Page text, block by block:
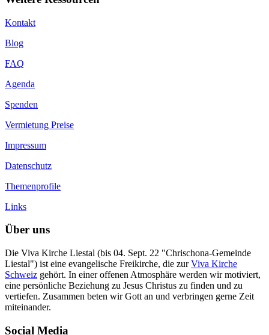
Kontakt
Blog
FAQ
Agenda
Spenden
Vermietung Preise
Impressum
Datenschutz
Themenprofile
Links
Über uns
Die Viva Kirche Liestal (bis 04. Sept. 22 "Chrischona-Gemeinde
Liestal") ist eine evangelische Freikirche, die zurViva Kirche
Schweiz gehört. In einer offenen Atmosphäre werden wir motiviert,
eine persönliche Beziehung zu Jesus Christus zu finden und zu
vertiefen. Zusammen beten wir Gott an und verbringen gerne Zeit
miteinander.
Social Media